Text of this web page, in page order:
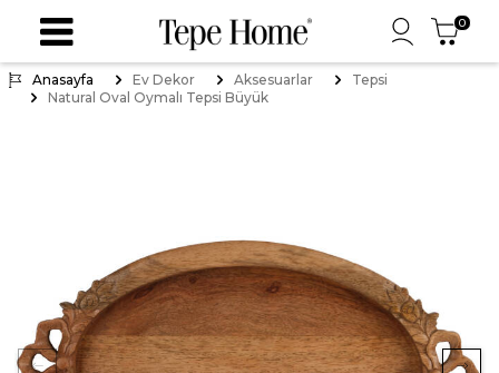
0
Anasayfa Ev Dekor Aksesuarlar
Tepsi
Natural Oval Oymalı Tepsi Büyük